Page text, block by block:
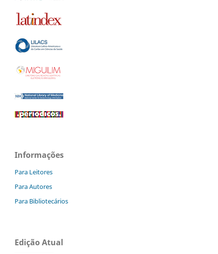
Informações
Para Leitores
Para Autores
Para Bibliotecários
Edição Atual